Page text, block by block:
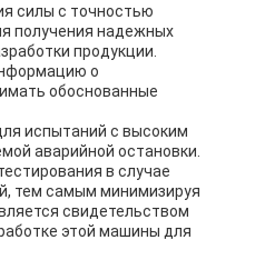
силы с точностью
получения надежных
продукции.
о
обоснованные
испытаний с высоким
аварийной остановки.
в случае
тем самым минимизируя
свидетельством
этой машины для